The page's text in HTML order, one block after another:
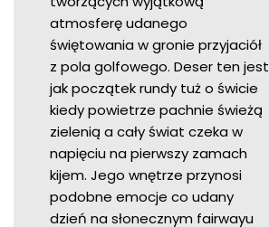
atmosferę udanego
świętowania w gronie przyjaciół
z pola golfowego. Deser ten jest
jak początek rundy tuż o świcie
kiedy powietrze pachnie świeżą
zielenią a cały świat czeka w
napięciu na pierwszy zamach
kijem. Jego wnętrze przynosi
podobne emocje co udany
dzień na słonecznym fairwayu